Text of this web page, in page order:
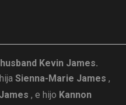
Kevin James.
Sienna-Marie James ,
, e hijo Kannon